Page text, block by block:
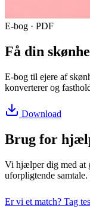
E-bog · PDF
Få din
E-bog til ejere af
konverterer og
Download
Brug for
Vi hjælper dig med at
uforpligtende samtale.
Er vi et match? Tag